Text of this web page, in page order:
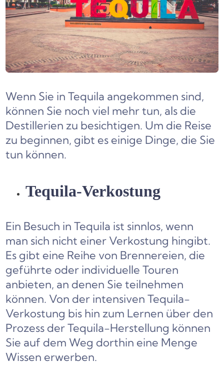
Wenn Sie in Tequila angekommen sind,
können Sie noch viel mehr tun, als die
Destillerien zu besichtigen. Um die Reise
zu beginnen, gibt es einige Dinge, die Sie
tun können.
Tequila-Verkostung
Ein Besuch in Tequila ist sinnlos, wenn
man sich nicht einer Verkostung hingibt.
Es gibt eine Reihe von Brennereien, die
geführte oder individuelle Touren
anbieten, an denen Sie teilnehmen
können. Von der intensiven Tequila-
Verkostung bis hin zum Lernen über den
Prozess der Tequila-Herstellung können
Sie auf dem Weg dorthin eine Menge
Wissen erwerben.